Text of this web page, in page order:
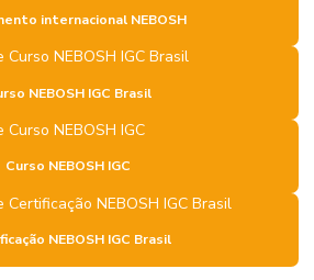
Brasil
internacional NEBOSH
NEBOSH IGC Brasil
Curso NEBOSH IGC
NEBOSH IGC Brasil